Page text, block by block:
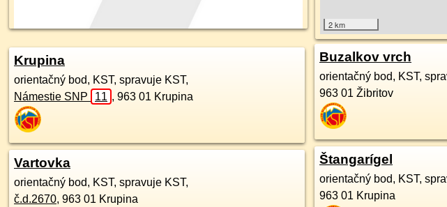
2 km
Krupina
orientačný bod, KST, spravuje KST,
Námestie SNP
11 , 963 01 Krupina
Vartovka
orientačný bod, KST, spravuje KST,
č.d.2670, 963 01 Krupina
Buzalkov vrch
orientačný bod, KST,
963 01 Žibritov
Štangarígel
orientačný bod, KST,
963 01 Krupina